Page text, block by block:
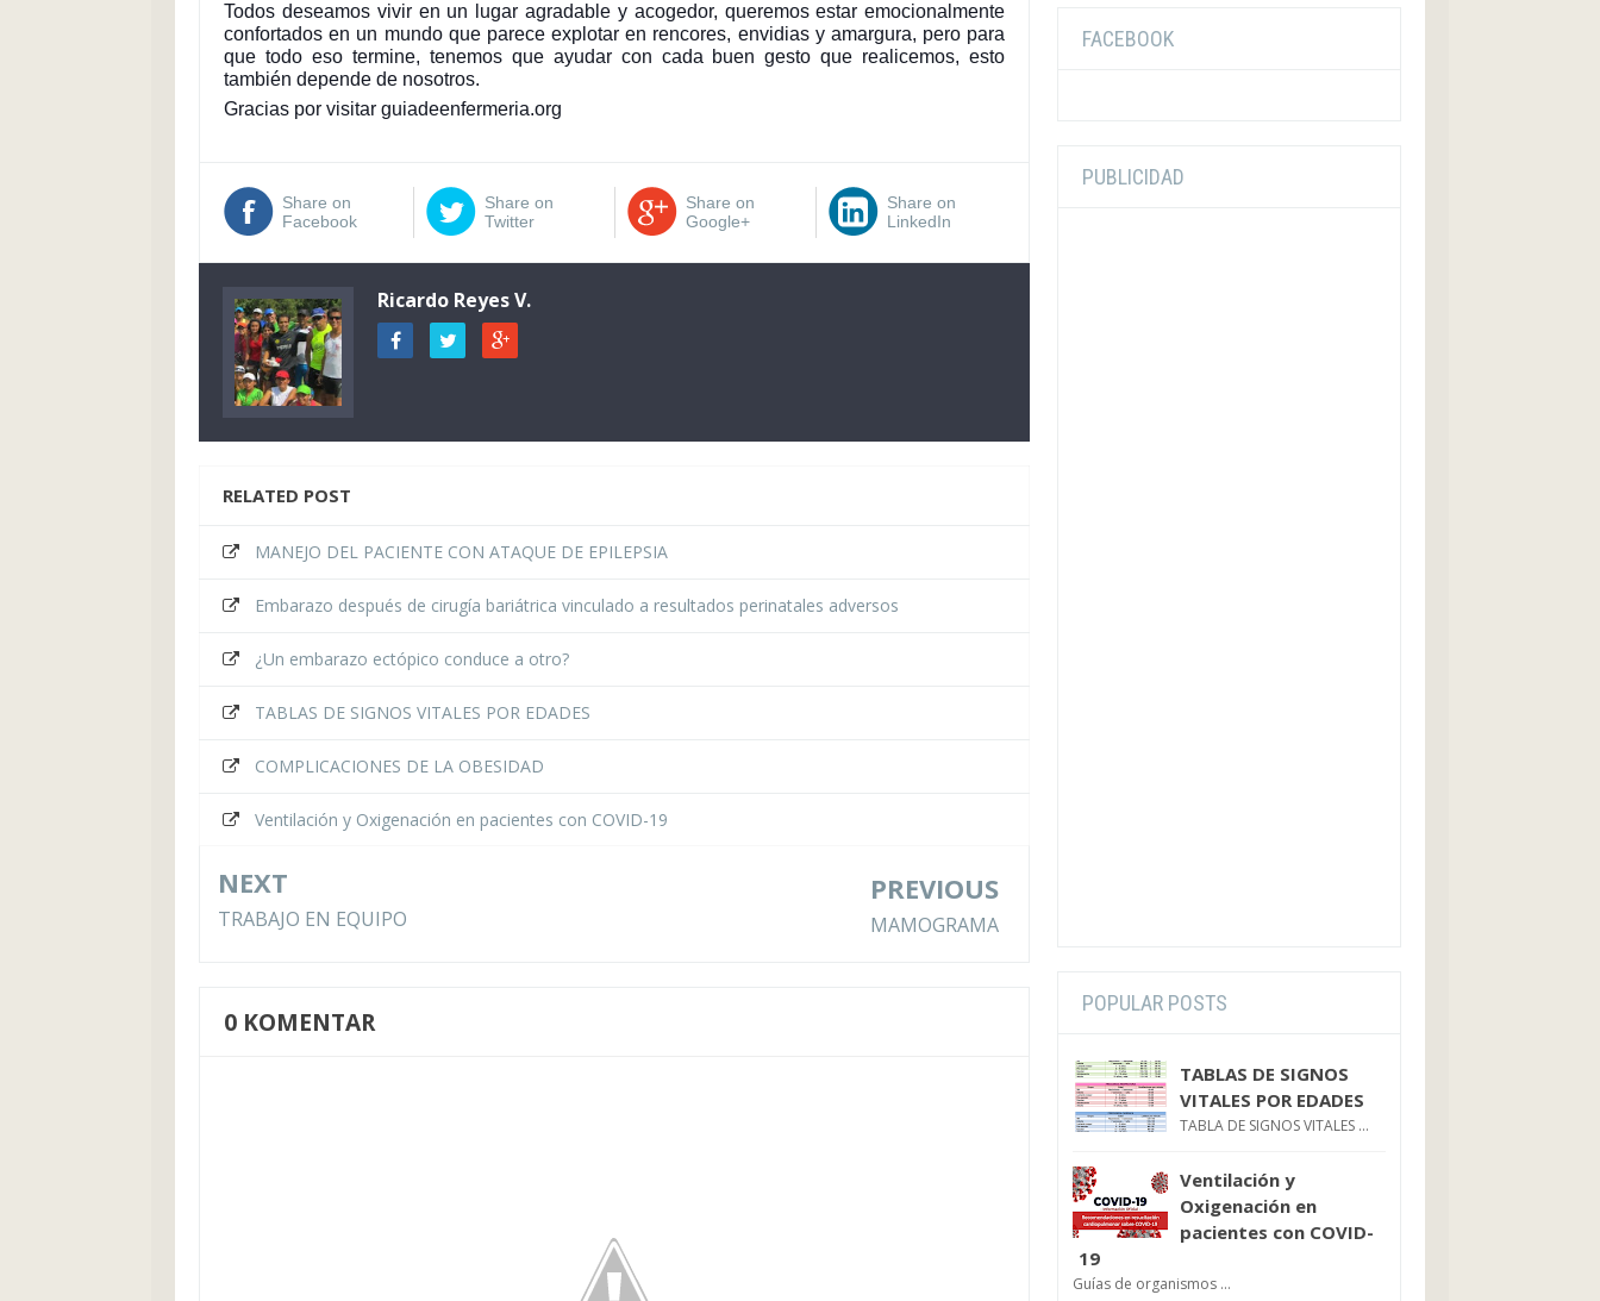
Todos deseamos vivir en un lugar agradable y acogedor, queremos estar emocionalmente
confortados en un mundo que parece explotar en rencores, envidias y amargura, pero para
que todo eso termine, tenemos que ayudar con cada buen gesto que realicemos, esto
también depende de nosotros.
Gracias por visitar guiadeenfermeria.org
Share on
Facebook
Share on
Twitter
Share on
Google+
Share on
LinkedIn
Ricardo Reyes V.
RELATED POST
MANEJO DEL PACIENTE CON ATAQUE DE EPILEPSIA
Embarazo después de cirugía bariátrica vinculado a resultados perinatales adversos
¿Un embarazo ectópico conduce a otro?
TABLAS DE SIGNOS VITALES POR EDADES
COMPLICACIONES DE LA OBESIDAD
Ventilación y Oxigenación en pacientes con COVID-19
NEXT
TRABAJO EN EQUIPO
PREVIOUS
MAMOGRAMA
0 KOMENTAR
FACEBOOK
PUBLICIDAD
POPULAR POSTS
TABLAS DE SIGNOS
VITALES POR EDADES
TABLA DE SIGNOS VITALES ...
Ventilación y
Oxigenación en
pacientes con COVID-
19
Guías de organismos ...